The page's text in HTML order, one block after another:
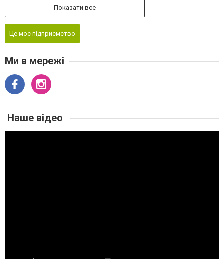
Показати все
Це моє підприємство
Ми в мережі
Наше відео